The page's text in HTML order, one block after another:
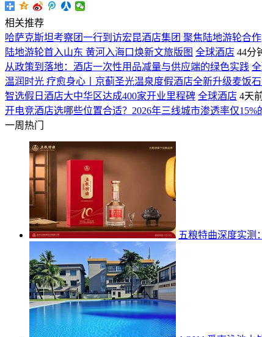
相关推荐
哈萨克斯坦考察团一行到访宏昆酒店集团 聚焦陆地游轮合作
陆地游轮首入山东 黄河入海口焕新文旅版图 全球酒店 44分
从政策到落地：酒店一次性用品减量与供应端的绿色实践
温润时光 疗愈身心丨京蓟圣光温泉度假酒店全新升级麦饭
智选假日酒店大中华区达成400家开业里程碑 全球酒店 4天
开电竞酒店选哪些位置合适？2026年三线城市渗透率仅15%
一周热门
五粮特曲深度实测